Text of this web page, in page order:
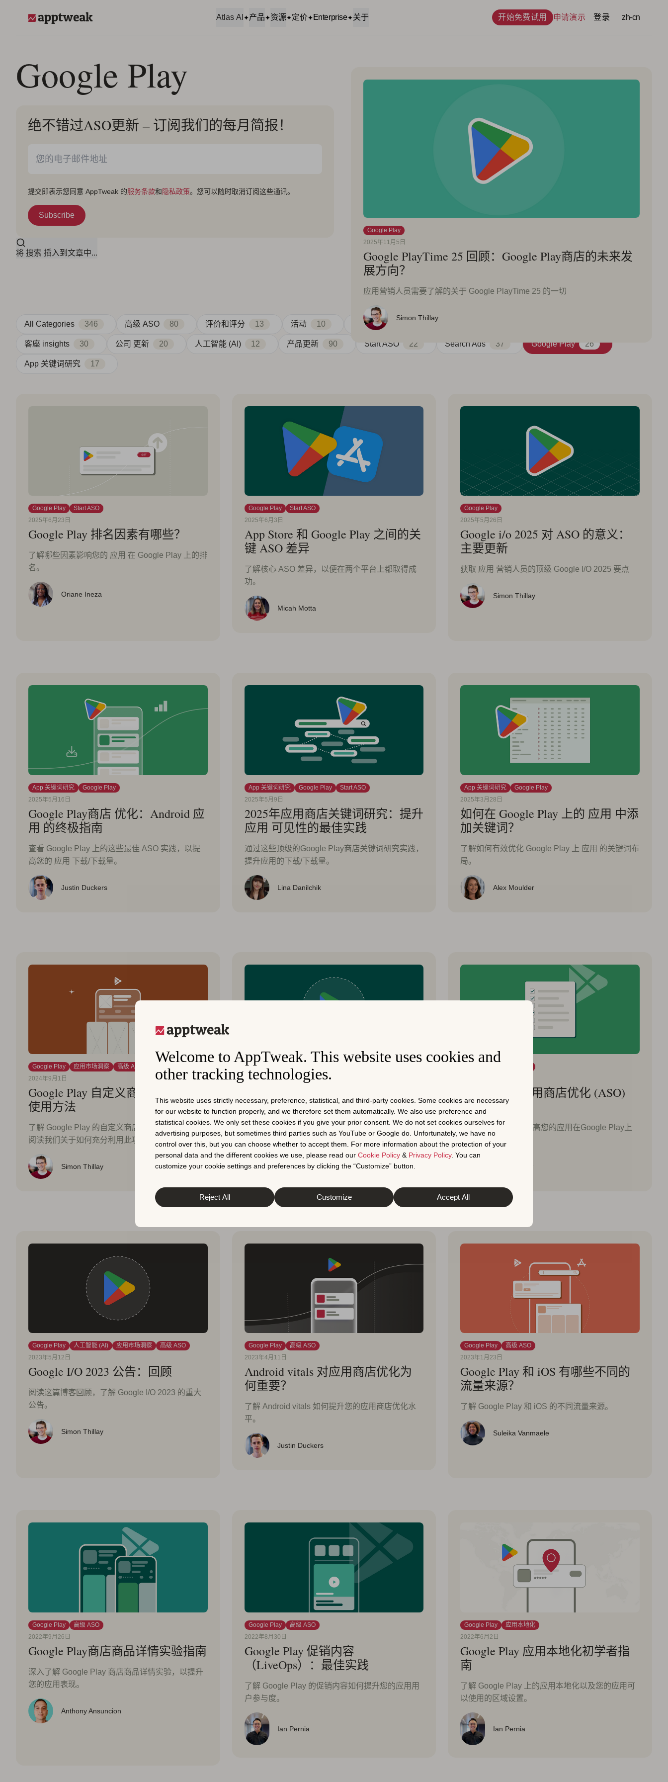
Welcome to AppTweak. This website uses cookies and
other tracking technologies.
This website uses strictly necessary, preference, statistical, and third-party cookies. Some cookies are necessary
for our website to function properly, and we therefore set them automatically. We also use preference and
statistical cookies. We only set these cookies if you give your prior consent. We do not set cookies ourselves for
advertising purposes, but sometimes third parties such as YouTube or Google do. Unfortunately, we have no
control over this, but you can choose whether to accept them. For more information about the protection of your
personal data and the different cookies we use, please read our Cookie Policy & Privacy Policy. You can
customize your cookie settings and preferences by clicking the “Customize” button.
Reject All Customize Accept All
Atlas AI 产品 资源 定价 Enterprise 关于 开始免费试用 申请演示 登录 语言
zh-cn
Google Play
绝不错过ASO更新 – 订阅我们的每月简报！
提交即表示您同意 AppTweak 的服务条款和隐私政策。您可以随时取消订阅这些通讯。
将 搜索 插入到文章中...
All Categories 346 高级 ASO 80 评价和评分 13 活动 10 应用营销 应用本地化
客座 insights 30 公司 更新 20 人工智能 (AI) 12 产品更新 90 Start ASO 22 Search Ads 37 Google Play 26
App 关键词研究 17
Google Play
2025年11月5日
Google PlayTime 25 回顾：Google Play商店的未来发
展方向？
应用营销人员需要了解的关于 Google PlayTime 25 的一切
Simon Thillay
Google Play
Start ASO
2025年6月23日
Google Play 排名因素有哪些？
了解哪些因素影响您的 应用 在 Google Play 上的排
名。
Oriane Ineza
Google Play
Start ASO
2025年6月3日
App Store 和 Google Play 之间的关
键 ASO 差异
了解核心 ASO 差异，以便在两个平台上都取得成
功。
Micah Motta
Google Play
2025年5月26日
Google i/o 2025 对 ASO 的意义：
主要更新
获取 应用 营销人员的顶级 Google I/O 2025 要点
Simon Thillay
App 关键词研究
Google Play
2025年5月16日
Google Play商店 优化：Android 应
用 的终极指南
查看 Google Play 上的这些最佳 ASO 实践，以提
高您的 应用 下载/下载量。
Justin Duckers
App 关键词研究 Google Play
Start ASO
2025年5月9日
2025年应用商店关键词研究：提升
应用 可见性的最佳实践
通过这些顶级的Google Play商店关键词研究实践，
提升应用的下载/下载量。
Lina Danilchik
App 关键词研究
Google Play
2025年3月28日
如何在 Google Play 上的 应用 中添
加关键词？
了解如何有效优化 Google Play 上 应用 的关键词布
局。
Alex Moulder
Google Play 应用市场洞察
高级 ASO
2024年9月1日
Google Play 自定义商店列表及其
使用方法
了解 Google Play 的自定义商店列表如何工作，并
阅读我们关于如何充分利用此功能的建议。
Simon Thillay
Google Play
2024年5月23日
Google Play 更新
了解 Google I/O 2024 关于 AI 和 Google Play 更新
的重要亮点。
Simon Thillay
Google Play应用商店优化 (ASO)
清单
使用此ASO清单来提高您的应用在Google Play上
的可见性。
Sukanya Sur
Google Play 人工智能 (AI) 应用市场洞察
高级 ASO
2023年5月12日
Google I/O 2023 公告：回顾
阅读这篇博客回顾，了解 Google I/O 2023 的重大
公告。
Simon Thillay
Google Play
高级 ASO
2023年4月11日
Android vitals 对应用商店优化为
何重要？
了解 Android vitals 如何提升您的应用商店优化水
平。
Justin Duckers
Google Play
高级 ASO
2023年1月23日
Google Play 和 iOS 有哪些不同的
流量来源？
了解 Google Play 和 iOS 的不同流量来源。
Suleika Vanmaele
Google Play
高级 ASO
2022年9月26日
Google Play商店商品详情实验指南
深入了解 Google Play 商店商品详情实验，以提升
您的应用表现。
Anthony Ansuncion
Google Play
高级 ASO
2022年8月30日
Google Play 促销内容
（LiveOps）：最佳实践
了解 Google Play 的促销内容如何提升您的应用用
户参与度。
Ian Pernia
Google Play
应用本地化
2022年6月2日
Google Play 应用本地化初学者指
南
了解 Google Play 上的应用本地化以及您的应用可
以使用的区域设置。
Ian Pernia